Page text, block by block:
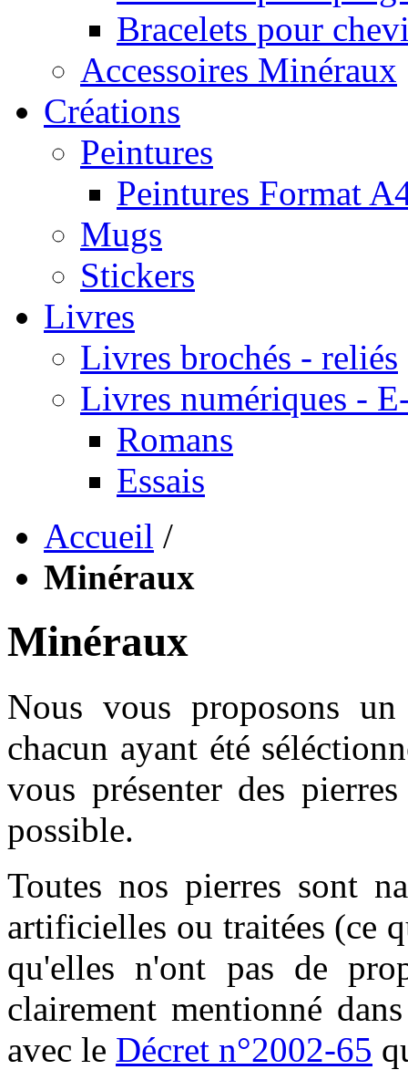
Bracelets pour
Accessoires Minéraux
Créations
Peintures
Peintures Format
Mugs
Stickers
Livres
Livres brochés - reliés
Livres numériques -
Romans
Essais
Accueil /
Minéraux
Minéraux
Nous vous proposons
chacun ayant été
vous présenter des
possible.
Toutes nos pierres sont
artificielles ou traitées (ce
qu'elles n'ont pas de
clairement mentionné
avec le Décret n°2002-65